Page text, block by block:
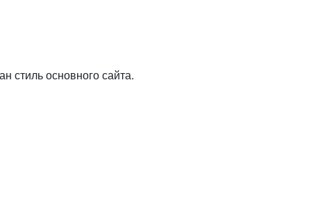
стиль основного сайта.